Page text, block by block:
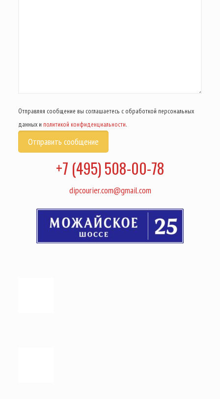
Отправляя сообщение вы соглашаетесь с обработкой персональных
данных и политикой конфиденциальности.
+7 (495) 508-00-78
dipcourier.com@gmail.com